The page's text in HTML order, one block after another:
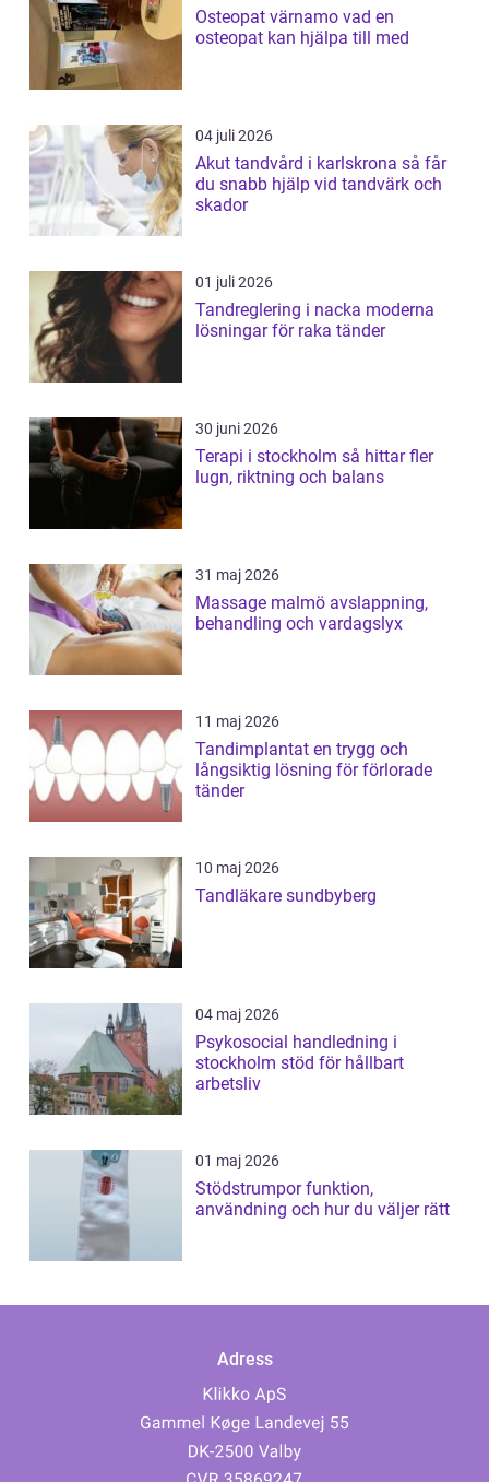
Osteopat värnamo vad en
osteopat kan hjälpa till med
04 juli 2026
Akut tandvård i karlskrona så får
du snabb hjälp vid tandvärk och
skador
01 juli 2026
Tandreglering i nacka moderna
lösningar för raka tänder
30 juni 2026
Terapi i stockholm så hittar fler
lugn, riktning och balans
31 maj 2026
Massage malmö avslappning,
behandling och vardagslyx
11 maj 2026
Tandimplantat en trygg och
långsiktig lösning för förlorade
tänder
10 maj 2026
Tandläkare sundbyberg
04 maj 2026
Psykosocial handledning i
stockholm stöd för hållbart
arbetsliv
01 maj 2026
Stödstrumpor funktion,
användning och hur du väljer rätt
Adress